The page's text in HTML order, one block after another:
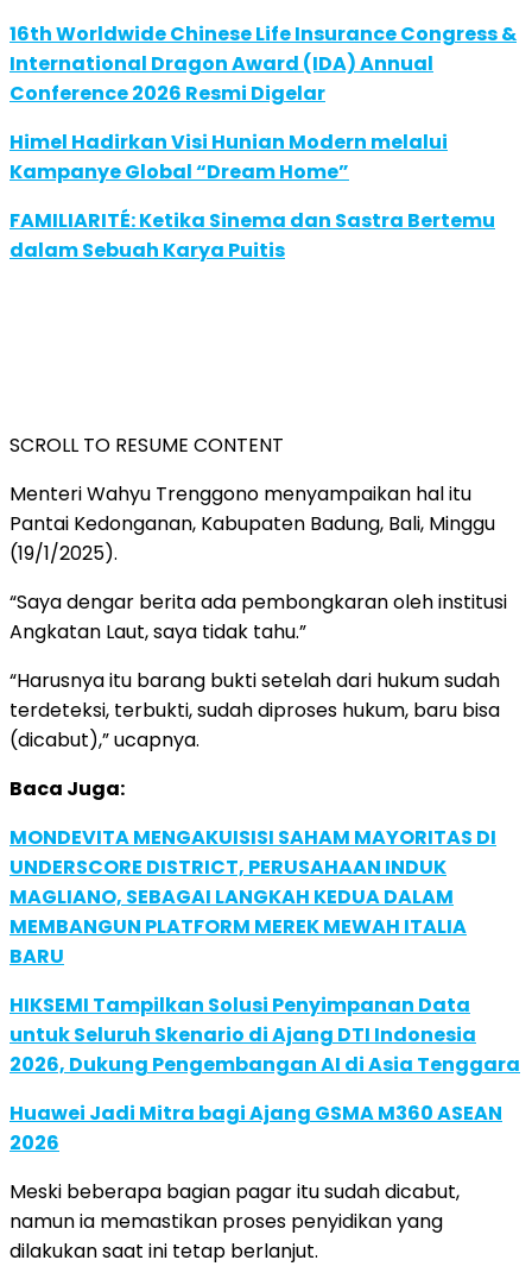
16th Worldwide Chinese Life Insurance Congress &
International Dragon Award (IDA) Annual
Conference 2026 Resmi Digelar
Himel Hadirkan Visi Hunian Modern melalui
Kampanye Global “Dream Home”
FAMILIARITÉ: Ketika Sinema dan Sastra Bertemu
dalam Sebuah Karya Puitis
SCROLL TO RESUME CONTENT
Menteri Wahyu Trenggono menyampaikan hal itu
Pantai Kedonganan, Kabupaten Badung, Bali, Minggu
(19/1/2025).
“Saya dengar berita ada pembongkaran oleh institusi
Angkatan Laut, saya tidak tahu.”
“Harusnya itu barang bukti setelah dari hukum sudah
terdeteksi, terbukti, sudah diproses hukum, baru bisa
(dicabut),” ucapnya.
Baca Juga:
MONDEVITA MENGAKUISISI SAHAM MAYORITAS DI
UNDERSCORE DISTRICT, PERUSAHAAN INDUK
MAGLIANO, SEBAGAI LANGKAH KEDUA DALAM
MEMBANGUN PLATFORM MEREK MEWAH ITALIA
BARU
HIKSEMI Tampilkan Solusi Penyimpanan Data
untuk Seluruh Skenario di Ajang DTI Indonesia
2026, Dukung Pengembangan AI di Asia Tenggara
Huawei Jadi Mitra bagi Ajang GSMA M360 ASEAN
2026
Meski beberapa bagian pagar itu sudah dicabut,
namun ia memastikan proses penyidikan yang
dilakukan saat ini tetap berlanjut.